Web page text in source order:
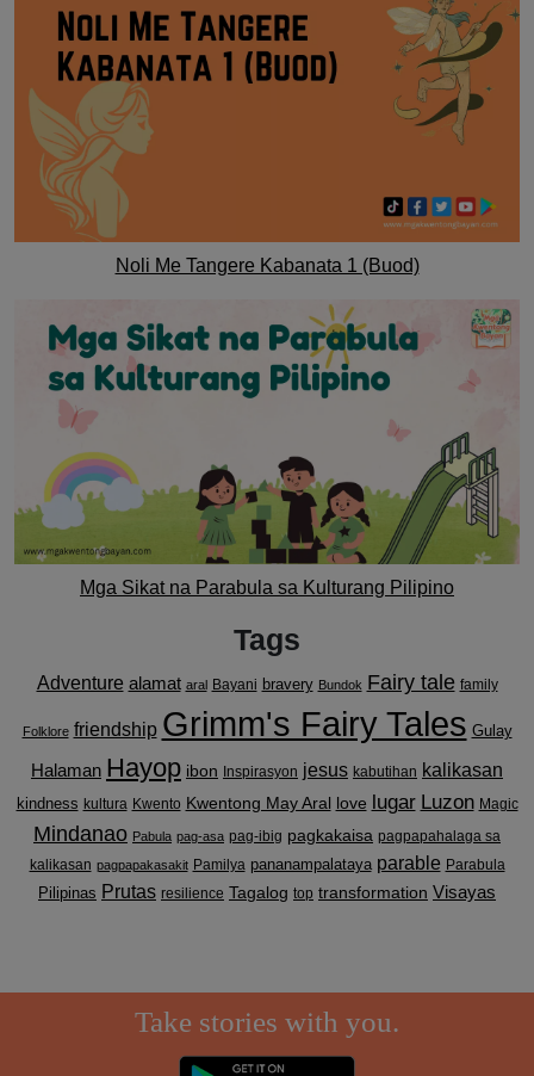
Noli Me Tangere Kabanata 1 (Buod)
Mga Sikat na Parabula sa Kulturang Pilipino
Tags
Adventure alamat aral Bayani bravery Bundok Fairy tale family
Folklore friendship Grimm's Fairy Tales Gulay
Halaman Hayop ibon Inspirasyon jesus kabutihan kalikasan
kindness kultura Kwento Kwentong May Aral love lugar Luzon Magic
Mindanao Pabula pag-asa pag-ibig pagkakaisa pagpapahalaga sa
kalikasan pagpapakasakit Pamilya pananampalataya parable Parabula
Pilipinas Prutas resilience Tagalog top transformation Visayas
Take stories with you.